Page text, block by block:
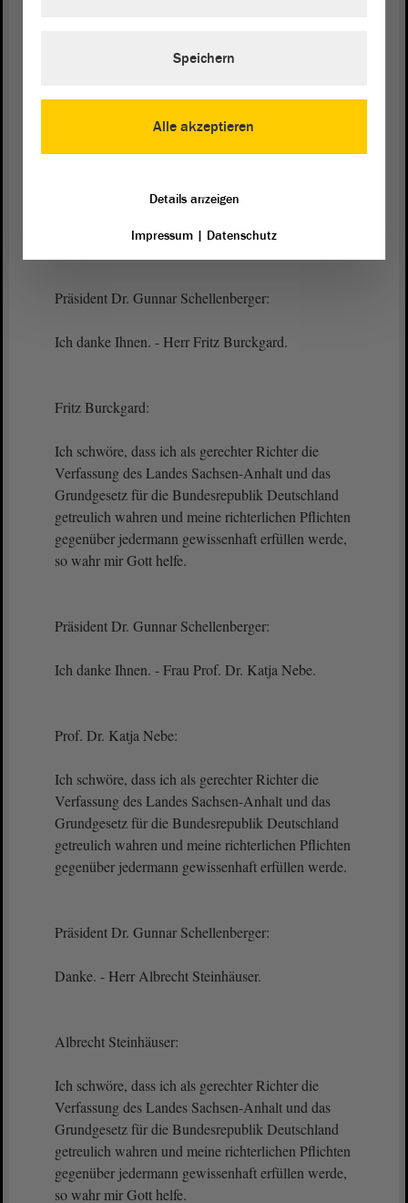
Ich schwöre, dass ich als gerechter Richter die
gegenüber jedermann gewissenhaft erfüllen werde,
so wahr mir Gott helfe.
Präsident Dr. Gunnar Schellenberger:
Ich danke Ihnen. - Herr Fritz Burckgard.
Fritz Burckgard:
Ich schwöre, dass ich als gerechter Richter die
Verfassung des Landes Sachsen-Anhalt und das
Grundgesetz für die Bundesrepublik Deutschland
getreulich wahren und meine richterlichen Pflichten
gegenüber jedermann gewissenhaft erfüllen werde,
so wahr mir Gott helfe.
Präsident Dr. Gunnar Schellenberger:
Ich danke Ihnen. - Frau Prof. Dr. Katja Nebe.
Prof. Dr. Katja Nebe:
Ich schwöre, dass ich als gerechter Richter die
Verfassung des Landes Sachsen-Anhalt und das
Grundgesetz für die Bundesrepublik Deutschland
getreulich wahren und meine richterlichen Pflichten
gegenüber jedermann gewissenhaft erfüllen werde.
Präsident Dr. Gunnar Schellenberger:
Danke. - Herr Albrecht Steinhäuser.
Albrecht Steinhäuser:
Ich schwöre, dass ich als gerechter Richter die
Verfassung des Landes Sachsen-Anhalt und das
Grundgesetz für die Bundesrepublik Deutschland
getreulich wahren und meine richterlichen Pflichten
gegenüber jedermann gewissenhaft erfüllen werde,
so wahr mir Gott helfe.
Alle akzeptieren
Speichern
Details anzeigen
Impressum| Datenschutz